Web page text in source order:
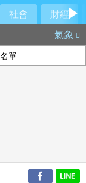
社會
財經
氣象
單